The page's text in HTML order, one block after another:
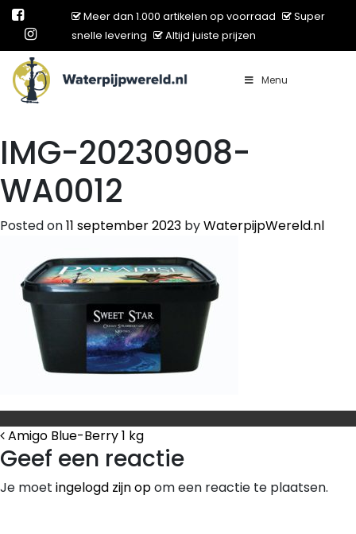
Meer dan 1.000 artikelen op voorraad
Super
snelle levering
Altijd juiste prijzen
Main Navigation Menu
IMG-20230908-
WA0012
Posted on11 september 2023 byWaterpijpWereld.nl
Bericht Navigatie
Amigo Blue-Berry 1 kg
Geef een reactie
Je moet ingelogd zijn opom een reactie te plaatsen.